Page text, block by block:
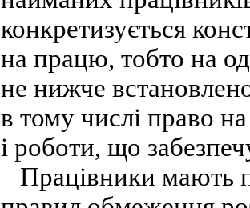
конкретизується
на працю, тобто на
не нижче
в тому числі право
і роботи, що
Працівники мають